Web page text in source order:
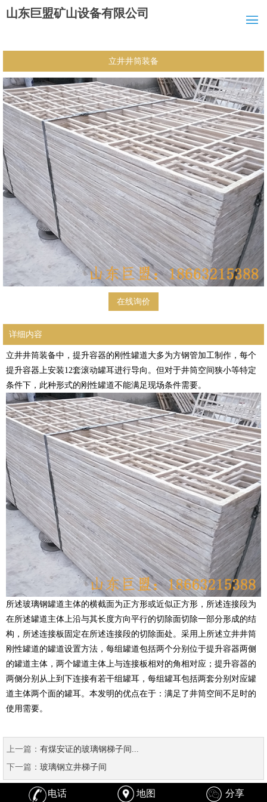
山东巨盟矿山设备有限公司
立井井筒装备
在线询价
详细内容
立井井筒装备中，提升容器的刚性罐道大多为方钢管加工制作，每个
提升容器上安装12套滚动罐耳进行导向。但对于井筒空间狭小等特定
条件下，此种形式的刚性罐道不能满足现场条件需要。
所述玻璃钢罐道主体的横截面为正方形或近似正方形，所述连接段为
在所述罐道主体上沿与其长度方向平行的切除面切除一部分形成的结
构，所述连接板固定在所述连接段的切除面处。采用上所述立井井筒
刚性罐道的罐道设置方法，每组罐道包括两个分别位于提升容器两侧
的罐道主体，两个罐道主体上与连接板相对的角相对应；提升容器的
两侧分别从上到下连接有若干组罐耳，每组罐耳包括两套分别对应罐
道主体两个面的罐耳。本发明的优点在于：满足了井筒空间不足时的
使用需要。
上一篇： 有煤安证的玻璃钢梯子间...
下一篇： 玻璃钢立井梯子间
电话 地图 分享